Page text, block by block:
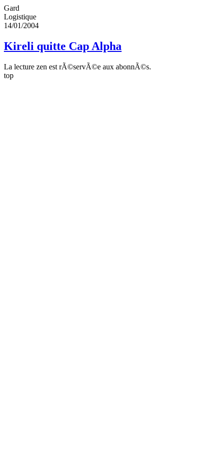
Gard
Logistique
14/01/2004
Kireli quitte Cap Alpha
La lecture zen est rÃ©servÃ©e aux abonnÃ©s.
top